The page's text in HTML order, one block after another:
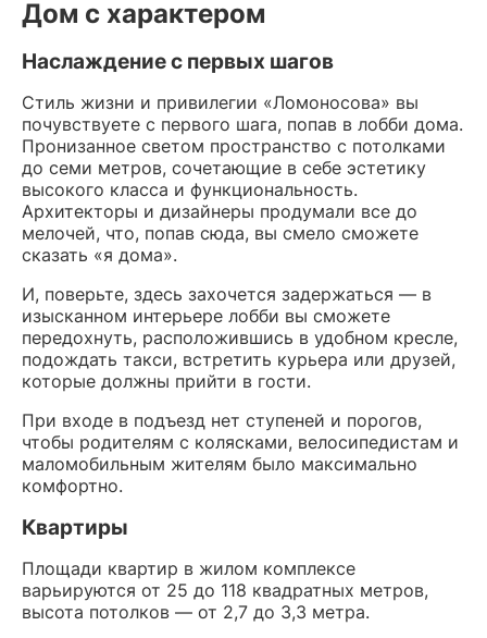
Дом с характером
Наслаждение с первых шагов
Стиль жизни и привилегии «Ломоносова» вы
почувствуете с первого шага, попав в лобби дома.
Пронизанное светом пространство с потолками
до семи метров, сочетающие в себе эстетику
высокого класса и функциональность.
Архитекторы и дизайнеры продумали все до
мелочей, что, попав сюда, вы смело сможете
сказать «я дома».
И, поверьте, здесь захочется задержаться — в
изысканном интерьере лобби вы сможете
передохнуть, расположившись в удобном кресле,
подождать такси, встретить курьера или друзей,
которые должны прийти в гости.
При входе в подъезд нет ступеней и порогов,
чтобы родителям с колясками, велосипедистам и
маломобильным жителям было максимально
комфортно.
Квартиры
Площади квартир в жилом комплексе
варьируются от 25 до 118 квадратных метров,
высота потолков — от 2,7 до 3,3 метра.